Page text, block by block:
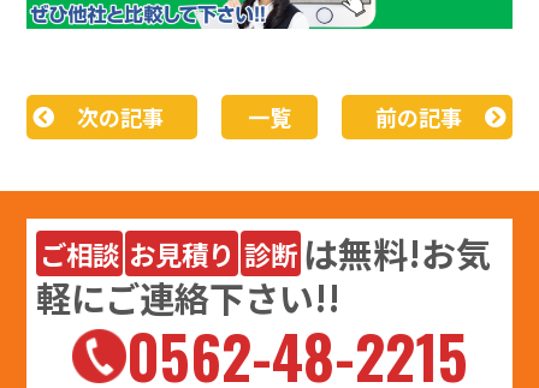
次の記事 一覧 前の記事
ご相談 お見積り 診断 は無料!お気
軽にご連絡下さい!!
0562-48-2215